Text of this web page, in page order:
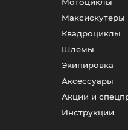
Максискутеры
Квадроциклы
Шлемы
Экипировка
Аксессуары
Акции и
Инструкции